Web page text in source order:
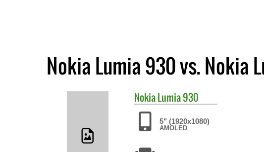
Nokia Lumia 930 vs. Nokia
NokiaLumia 930
5" (1920x1080)
AMOLED